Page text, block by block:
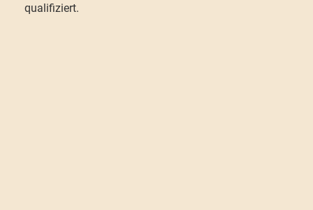
qualifiziert.